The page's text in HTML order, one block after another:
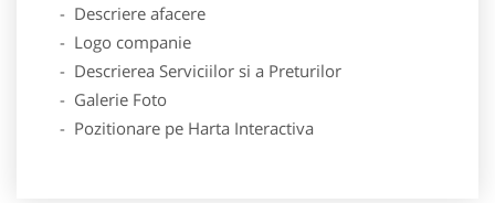
- Descriere afacere
- Logo companie
- Descrierea Serviciilor si a Preturilor
- Galerie Foto
- Pozitionare pe Harta Interactiva